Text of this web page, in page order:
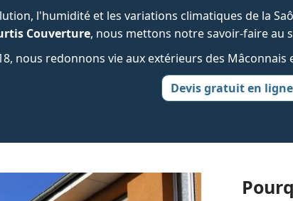
l'humidité et les variations climatiques de la
Couverture, nous mettons notre savoir-faire au
nous redonnons vie aux extérieurs des
Devis gratuit en ligne